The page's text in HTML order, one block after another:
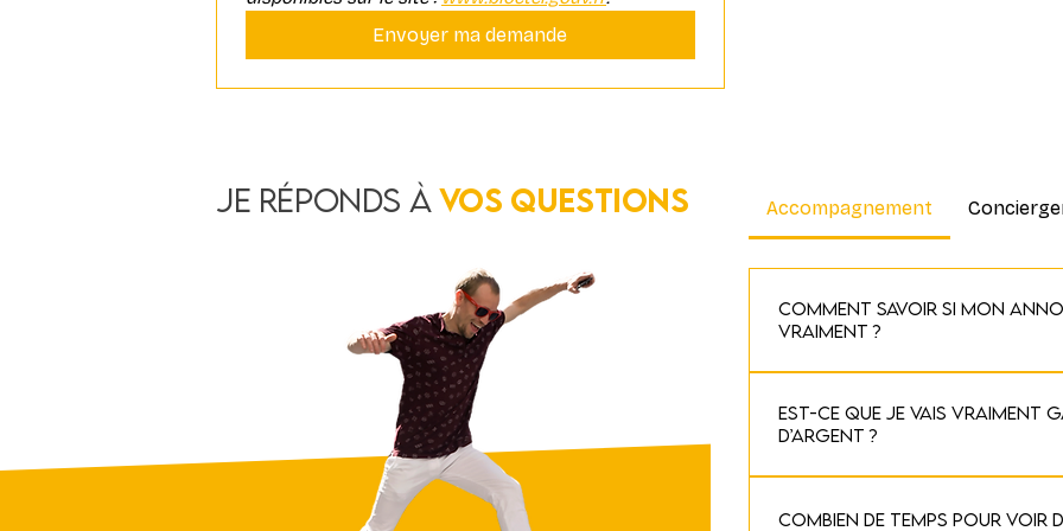
Envoyer ma demande
Je réponds à vos questions Accompagnement
Comment savoir si mon
vraiment ?
bloque. L’objectif est de trouver
pas ou ne réservent pas pour
Est-ce que je vais vraiment
d’argent ?
peut performer mais que vous ne
Combien de temps pour voir